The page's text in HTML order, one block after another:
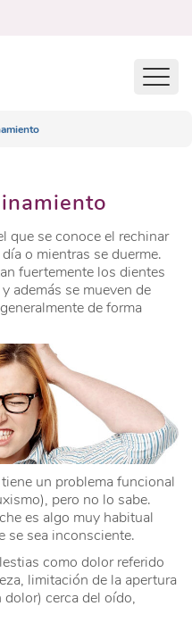
que se conoce el rechinar
o mientras se duerme.
fuertemente los dientes
además se mueven de
de forma
un problema funcional
pero no lo sabe.
es algo muy habitual
se sea inconsciente.
como dolor referido
limitación de la apertura
cerca del oído,